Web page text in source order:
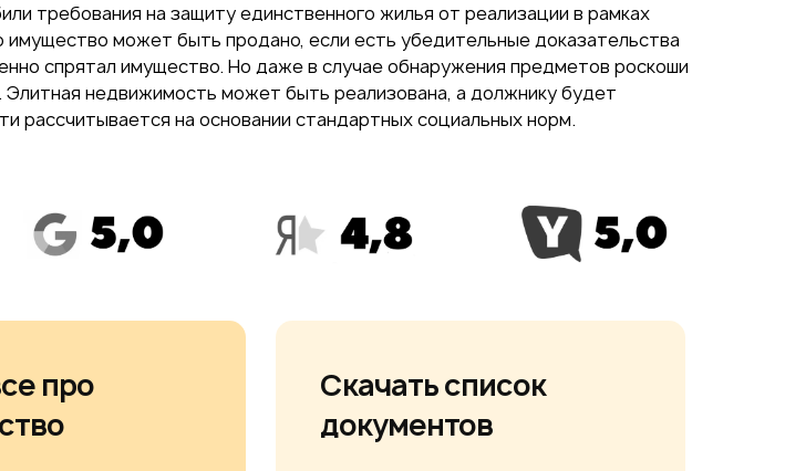
требования на защиту единственного жилья от реализации в рамках
может быть продано, если есть убедительные доказательства
спрятал имущество. Но даже в случае обнаружения предметов роскоши
недвижимость может быть реализована, а должнику будет
рассчитывается на основании стандартных социальных норм.
про
Скачать список
документов